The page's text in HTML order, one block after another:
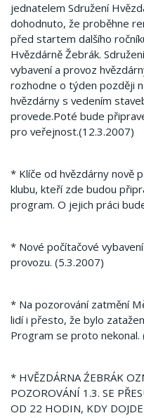
jednatelem Sdružení
dohodnuto, že proběhne
před startem dalšího
Hvězdárně Žebrák.
vybavení a provoz
rozhodne o týden později
hvězdárny s vedením
provede.Poté bude
pro veřejnost.(12.3.2007)
* Klíče od hvězdárny nově
klubu, kteří zde budou
program. O jejich práci
* Nové počítačové
provozu. (5.3.2007)
* Na pozorování zatmění
lidí i přesto, že bylo
Program se proto nekonal.
* HVĚZDÁRNA ŹEBRÁK
POZOROVÁNÍ 1.3. SE
OD 22 HODIN, KDY